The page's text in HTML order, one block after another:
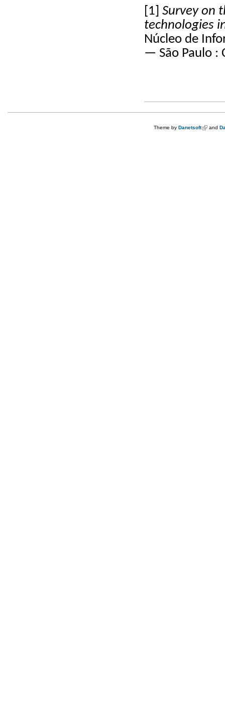
[1] Survey on
technologies
Núcleo de
— São Paulo :
Theme by Danetsoft(link is
and